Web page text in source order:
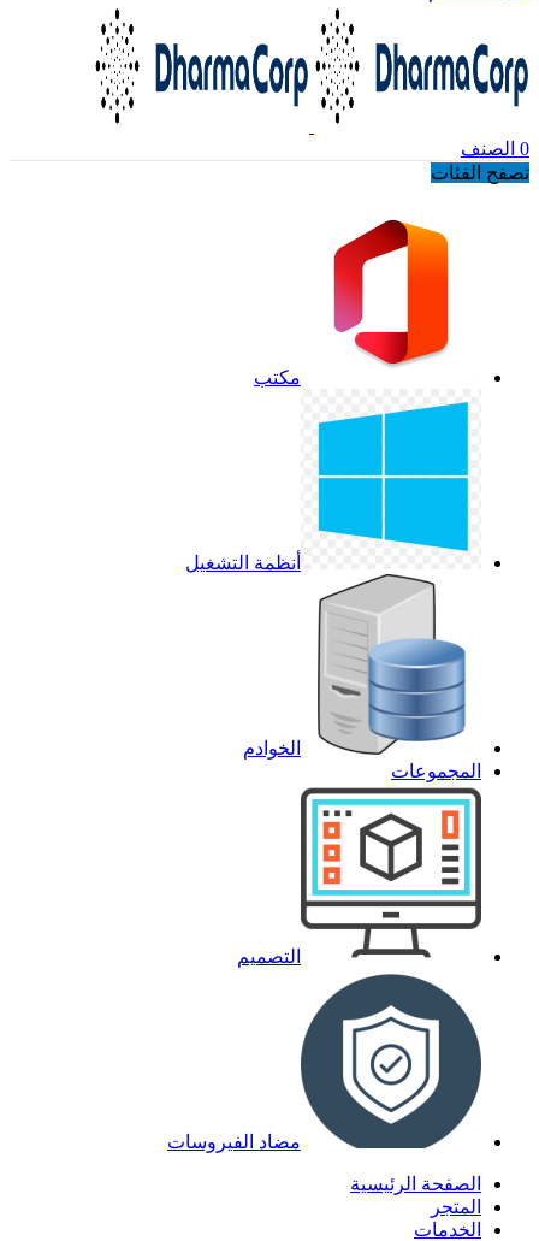
0 الصنف
تصفح الفئات
مكتب
أنظمة التشغيل
الخوادم
المجموعات
التصميم
مضاد الفيروسات
الصفحة الرئيسية
المتجر
الخدمات